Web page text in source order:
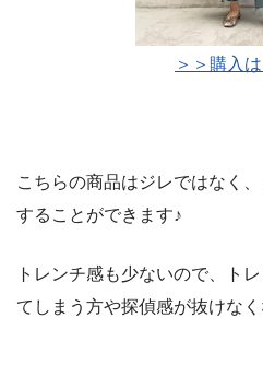
＞＞購入
こちらの商品はジレではなく
することができます♪
トレンチ感も少ないので、ト
てしまう方や探偵感が抜けな